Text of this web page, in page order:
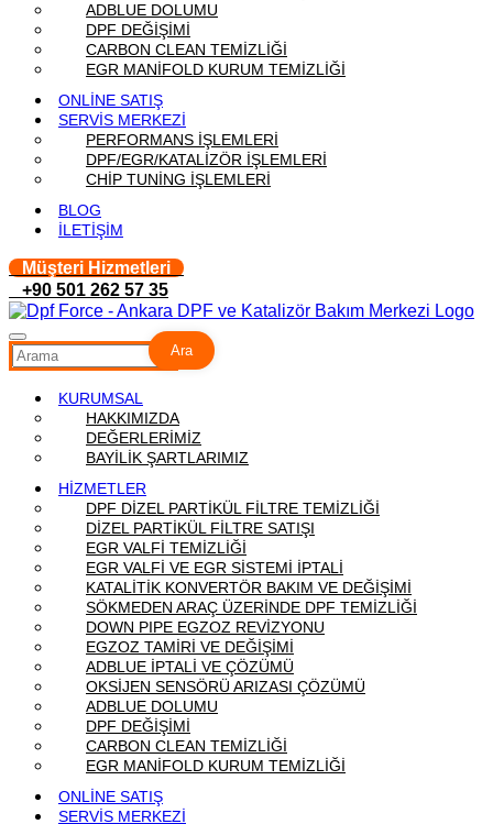
ADBLUE DOLUMU
DPF DEĞİŞİMİ
CARBON CLEAN TEMİZLİĞİ
EGR MANİFOLD KURUM TEMİZLİĞİ
ONLİNE SATIŞ
SERVİS MERKEZİ
PERFORMANS İŞLEMLERİ
DPF/EGR/KATALİZÖR İŞLEMLERİ
CHİP TUNİNG İŞLEMLERİ
BLOG
İLETİŞİM
Müşteri Hizmetleri
+90 501 262 57 35
Ara
KURUMSAL
HAKKIMIZDA
DEĞERLERİMİZ
BAYİLİK ŞARTLARIMIZ
HİZMETLER
DPF DİZEL PARTİKÜL FİLTRE TEMİZLİĞİ
DİZEL PARTİKÜL FİLTRE SATIŞI
EGR VALFİ TEMİZLİĞİ
EGR VALFİ VE EGR SİSTEMİ İPTALİ
KATALİTİK KONVERTÖR BAKIM VE DEĞİŞİMİ
SÖKMEDEN ARAÇ ÜZERİNDE DPF TEMİZLİĞİ
DOWN PIPE EGZOZ REVİZYONU
EGZOZ TAMİRİ VE DEĞİŞİMİ
ADBLUE İPTALİ VE ÇÖZÜMÜ
OKSİJEN SENSÖRÜ ARIZASI ÇÖZÜMÜ
ADBLUE DOLUMU
DPF DEĞİŞİMİ
CARBON CLEAN TEMİZLİĞİ
EGR MANİFOLD KURUM TEMİZLİĞİ
ONLİNE SATIŞ
SERVİS MERKEZİ